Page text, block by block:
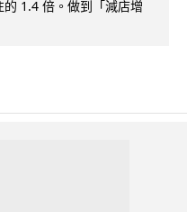
1.4 倍。做到「減店增